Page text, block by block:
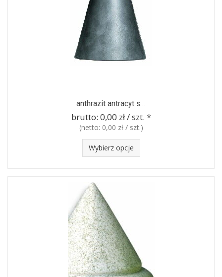
anthrazit antracyt s...
brutto: 0,00 zł / szt. *
(netto: 0,00 zł / szt.)
Wybierz opcje